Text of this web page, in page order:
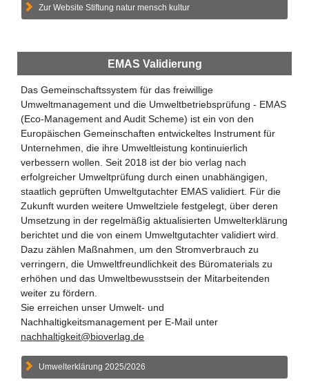
Zur Website Stiftung natur mensch kultur
EMAS Validierung
Das Gemeinschaftssystem für das freiwillige
Umweltmanagement und die Umweltbetriebsprüfung - EMAS
(Eco-Management and Audit Scheme) ist ein von den
Europäischen Gemeinschaften entwickeltes Instrument für
Unternehmen, die ihre Umweltleistung kontinuierlich
verbessern wollen. Seit 2018 ist der bio verlag nach
erfolgreicher Umweltprüfung durch einen unabhängigen,
staatlich geprüften Umweltgutachter EMAS validiert. Für die
Zukunft wurden weitere Umweltziele festgelegt, über deren
Umsetzung in der regelmäßig aktualisierten Umwelterklärung
berichtet und die von einem Umweltgutachter validiert wird.
Dazu zählen Maßnahmen, um den Stromverbrauch zu
verringern, die Umweltfreundlichkeit des Büromaterials zu
erhöhen und das Umweltbewusstsein der Mitarbeitenden
weiter zu fördern.
Sie erreichen unser Umwelt- und
Nachhaltigkeitsmanagement per E-Mail unter
nachhaltigkeit@bioverlag.de
Umwelterklärung 2025/2026